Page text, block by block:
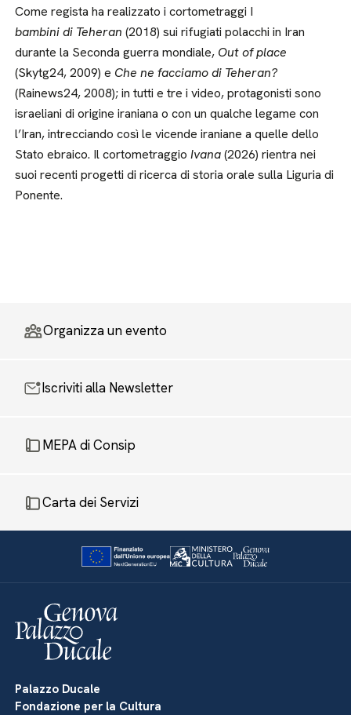
Come regista ha realizzato i cortometraggi I
bambini di Teheran (2018) sui rifugiati polacchi in Iran
durante la Seconda guerra mondiale, Out of place
(Skytg24, 2009) e Che ne facciamo di Teheran?
(Rainews24, 2008); in tutti e tre i video, protagonisti sono
israeliani di origine iraniana o con un qualche legame con
l’Iran, intrecciando così le vicende iraniane a quelle dello
Stato ebraico. Il cortometraggio Ivana(2026) rientra nei
suoi recenti progetti di ricerca di storia orale sulla Liguria di
Ponente.
Organizza un evento
Iscriviti alla Newsletter
MEPA di Consip
Carta dei Servizi
Palazzo Ducale
Fondazione per la Cultura